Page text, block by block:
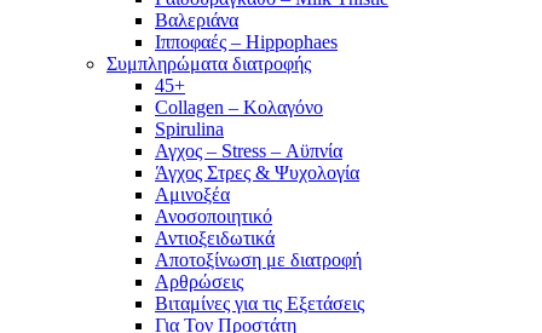
Βαλεριάνα
Ιπποφαές – Hippophaes
Συμπληρώματα διατροφής
45+
Collagen – Κολαγόνο
Spirulina
Αγχος – Stress – Αϋπνία
Άγχος Στρες & Ψυχολογία
Αμινοξέα
Ανοσοποιητικό
Αντιοξειδωτικά
Αποτοξίνωση με διατροφή
Αρθρώσεις
Βιταμίνες για τις Εξετάσεις
Για Τον Προστάτη